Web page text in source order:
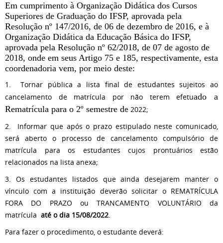
Em cumprimento à Organização Didática dos Cursos
Superiores de Graduação do IFSP, aprovada pela
Resolução nº 147/2016, de 06 de dezembro de 2016, e à
Organização Didática da Educação Básica do IFSP,
aprovada pela Resolução nº 62/2018, de 07 de agosto de
2018, onde em seus Artigo 75 e 185, respectivamente, esta
coordenadoria vem, por meio deste:
1. Tornar pública a lista final de estudantes sujeitos ao
cancelamento de matrícula por não terem efetuado a
Rematrícula para o 2º semestre de 2022;
2. Informar que após o prazo estipulado neste comunicado,
será aberto o processo de cancelamento compulsório de
matrícula para os estudantes cujos prontuários estão
relacionados na lista anexa;
3. Os estudantes listados que ainda desejarem manter o
vínculo com a instituição deverão solicitar o REMATRÍCULA
FORA DO PRAZO ou TRANCAMENTO VOLUNTÁRIO da
matrícula até o dia 15/08/2022.
Para fazer o procedimento, o estudante deverá: